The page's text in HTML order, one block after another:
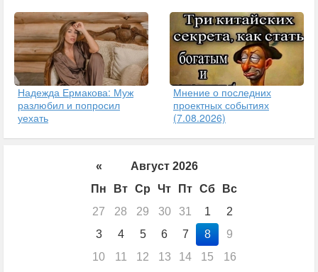
Надежда Ермакова: Муж
разлюбил и попросил
уехать
Мнение о последних
проектных событиях
(7.08.2026)
«
Август 2026
Пн
Вт Ср Чт Пт Сб
Вс
27
28 29 30 31 1
2
3
4 5 6 7 8
9
10
11 12 13 14 15 16